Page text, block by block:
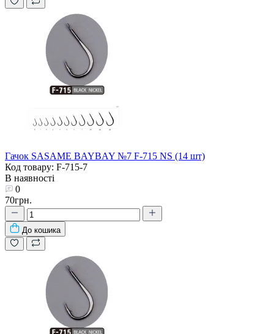
Гачок SASAME BAYBAY №7 F-715 NS (14 шт)
Код товару: F-715-7
В наявності
0
70грн.
До кошика